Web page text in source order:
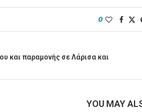
0
και παραμονής σε Λάρισα και
YOU MAY